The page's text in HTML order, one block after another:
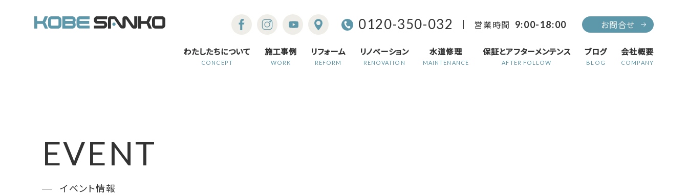
0120-350-032 営業時間 9:00-18:00 お問合せ
わたしたちについて
CONCEPT
施工事例
WORK
リフォーム
REFORM
リノベーション
RENOVATION
水道修理
MAINTENANCE
保証とアフターメンテンス
AFTER FOLLOW
ブログ
BLOG
会社概要
COMPANY
EVENT
イベント情報